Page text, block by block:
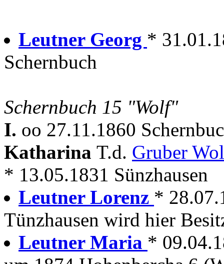
Leutner Georg *
Schernbuch
Schernbuch 15 "Wolf"
I. oo 27.11.1860
Katharina T.d. Gruber
* 13.05.1831 Sünzhausen
Leutner Lorenz *
Tünzhausen wird hier
Leutner Maria *